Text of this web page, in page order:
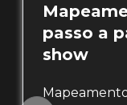
passo a
show